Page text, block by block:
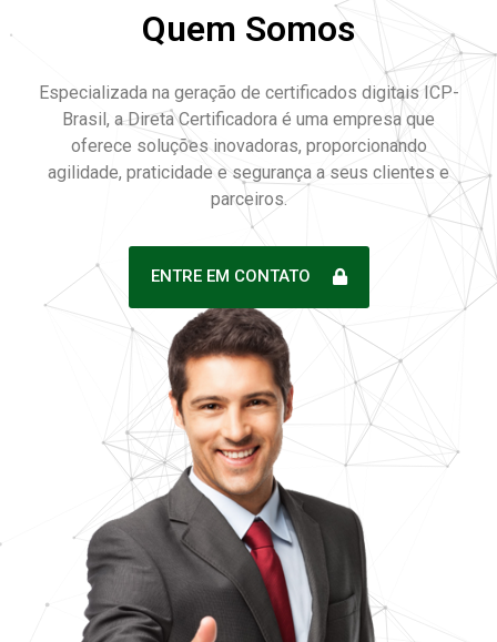
Quem Somos
Especializada na geração de certificados digitais ICP-
Brasil, a Direta Certificadora é uma empresa que
oferece soluções inovadoras, proporcionando
agilidade, praticidade e segurança a seus clientes e
parceiros.
ENTRE EM CONTATO